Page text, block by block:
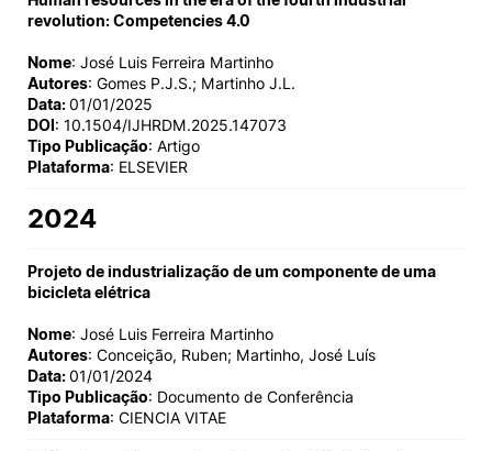
revolution: Competencies 4.0
Nome: José Luis Ferreira Martinho
Autores: Gomes P.J.S.; Martinho J.L.
Data:01/01/2025
DOI: 10.1504/IJHRDM.2025.147073
Tipo Publicação: Artigo
Plataforma: ELSEVIER
2024
Projeto de industrialização de um componente de uma
bicicleta elétrica
Nome: José Luis Ferreira Martinho
Autores: Conceição, Ruben; Martinho, José Luís
Data:01/01/2024
Tipo Publicação: Documento de Conferência
Plataforma: CIENCIA VITAE